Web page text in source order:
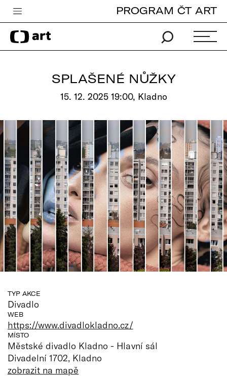
Česká televize
Zpravodajství
Pro děti
edu
Vše o ČT
PROGRAM ČT ART
SPLAŠENÉ NŮŽKY
15. 12. 2025 19:00, Kladno
TYP AKCE
Divadlo
WEB
https://www.divadlokladno.cz/
MÍSTO
Městské divadlo Kladno - Hlavní sál
Divadelní 1702, Kladno
zobrazit na mapě